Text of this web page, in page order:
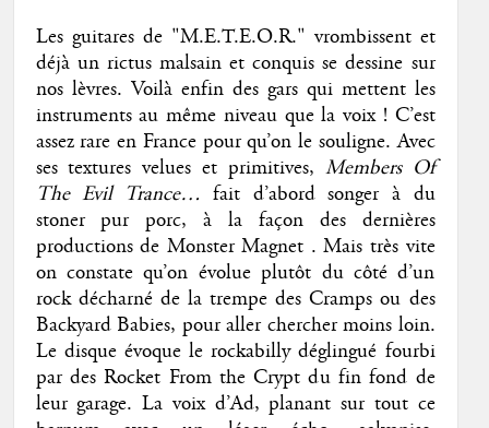
Les guitares de "M.E.T.E.O.R." vrombissent et
déjà un rictus malsain et conquis se dessine sur
nos lèvres. Voilà enfin des gars qui mettent les
instruments au même niveau que la voix ! C’est
assez rare en France pour qu’on le souligne. Avec
ses textures velues et primitives, Members Of
The Evil Trance… fait d’abord songer à du
stoner pur porc, à la façon des dernières
productions de Monster Magnet . Mais très vite
on constate qu’on évolue plutôt du côté d’un
rock décharné de la trempe des Cramps ou des
Backyard Babies, pour aller chercher moins loin.
Le disque évoque le rockabilly déglingué fourbi
par des Rocket From the Crypt du fin fond de
leur garage. La voix d’Ad, planant sur tout ce